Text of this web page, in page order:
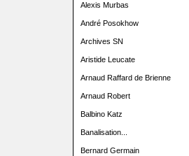
Alexis Murbas
André Posokhow
Archives SN
Aristide Leucate
Arnaud Raffard de Brienne
Arnaud Robert
Balbino Katz
Banalisation...
Bernard Germain